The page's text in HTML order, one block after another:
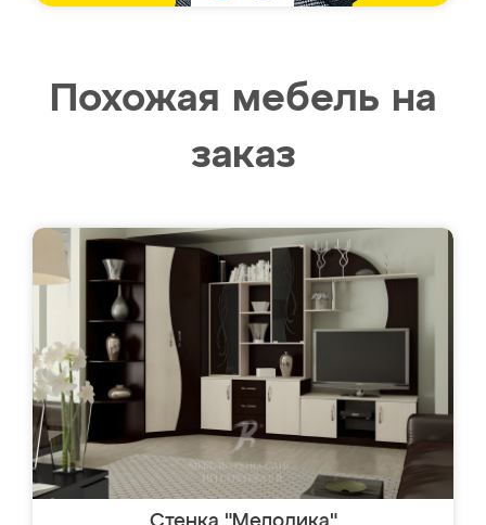
Похожая мебель на
заказ